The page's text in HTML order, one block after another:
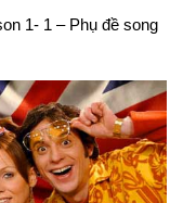
1- 1 – Phụ đề song